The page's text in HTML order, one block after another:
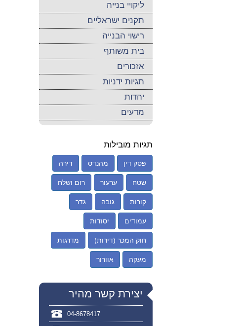
ליקויי בנייה
תקנים ישראליים
רישוי הבנייה
בית משותף
אזכורים
תגיות ידניות
יהדות
מדעים
תגיות מובילות
פסק דין מהנדס דירה
שטח ערעור רום ושלח
קורות גובה גדר
עמודים יסודות
חוק המכר (דירות) מדרגות
מעקה אוורור
יצירת קשר מהיר
04-8678417